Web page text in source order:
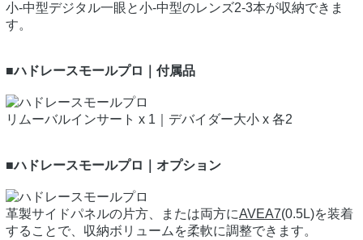
小-中型デジタル一眼と小-中型のレンズ2-3本が収納できま
す。
■ハドレースモールプロ｜付属品
リムーバルインサート x 1｜デバイダー大小 x 各2
■ハドレースモールプロ｜オプション
革製サイドパネルの片方、または両方にAVEA7(0.5L)を装着
することで、収納ボリュームを柔軟に調整できます。